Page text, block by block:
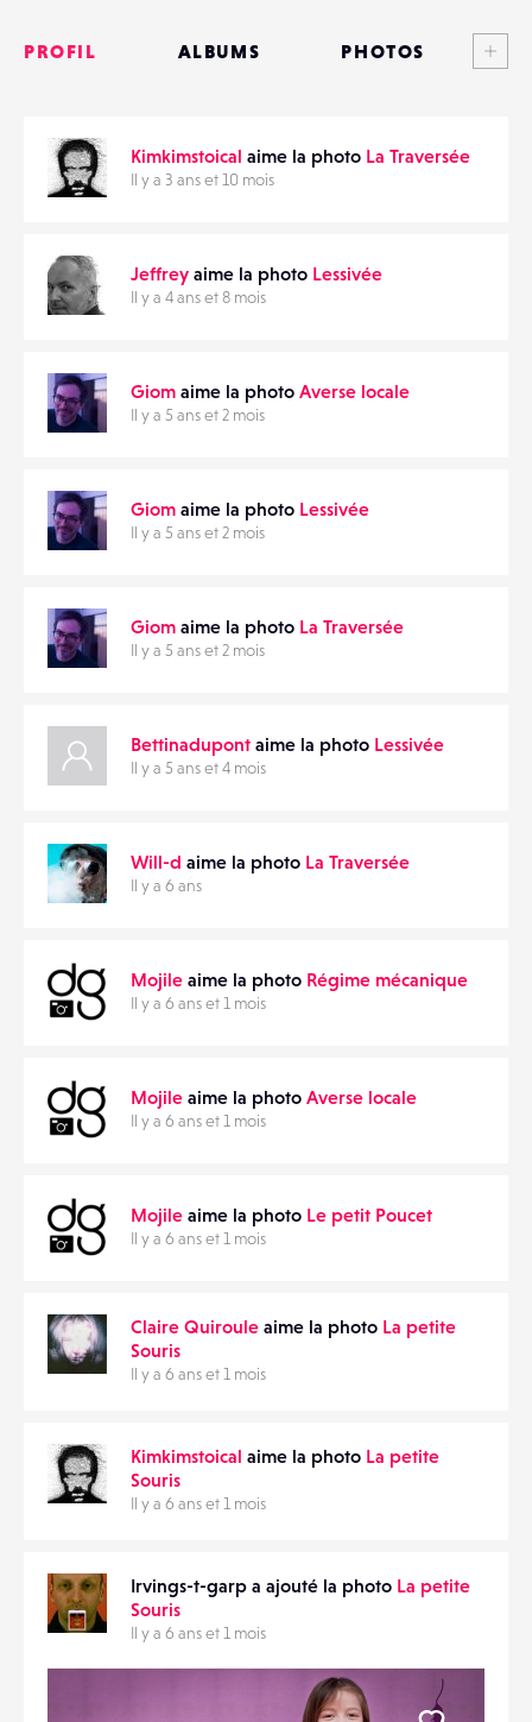
PROFIL ALBUMS PHOTOS
MATÉRIELS
ÉVÉNEMENTS
Kimkimstoical aime la photo La Traversée
Il y a 3 ans et 10 mois
Jeffrey aime la photo Lessivée
Il y a 4 ans et 8 mois
Giom aime la photo Averse locale
Il y a 5 ans et 2 mois
Giom aime la photo Lessivée
Il y a 5 ans et 2 mois
Giom aime la photo La Traversée
Il y a 5 ans et 2 mois
Bettinadupont aime la photo Lessivée
Il y a 5 ans et 4 mois
Will-d aime la photo La Traversée
Il y a 6 ans
Mojile aime la photo Régime mécanique
Il y a 6 ans et 1 mois
Mojile aime la photo Averse locale
Il y a 6 ans et 1 mois
Mojile aime la photo Le petit Poucet
Il y a 6 ans et 1 mois
Claire Quiroule aime la photo La petite
Souris
Il y a 6 ans et 1 mois
Kimkimstoical aime la photo La petite
Souris
Il y a 6 ans et 1 mois
Irvings-t-garp a ajouté la photo La petite
Souris
Il y a 6 ans et 1 mois